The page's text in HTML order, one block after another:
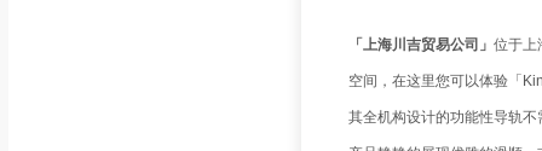
「上海川吉贸易公司」 位于上
空间，在这里您可以体验「
其全机构设计的功能性导轨